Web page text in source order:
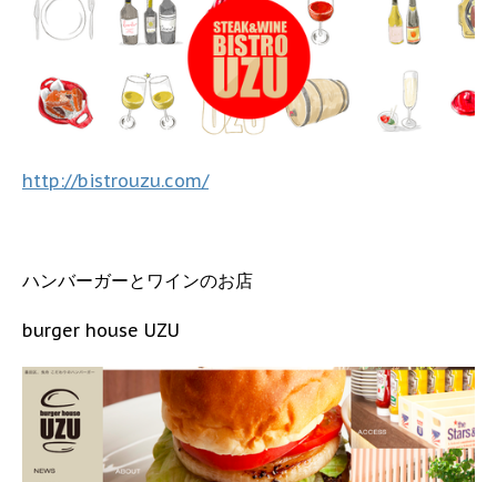
http://bistrouzu.com/
ハンバーガーとワインのお店
burger house UZU